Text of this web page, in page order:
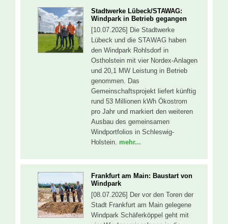
Stadtwerke Lübeck/STAWAG:
Windpark in Betrieb gegangen
[10.07.2026] Die Stadtwerke
Lübeck und die STAWAG haben
den Windpark Rohlsdorf in
Ostholstein mit vier Nordex-Anlagen
und 20,1 MW Leistung in Betrieb
genommen. Das
Gemeinschaftsprojekt liefert künftig
rund 53 Millionen kWh Ökostrom
pro Jahr und markiert den weiteren
Ausbau des gemeinsamen
Windportfolios in Schleswig-
Holstein. mehr...
Frankfurt am Main: Baustart von
Windpark
[08.07.2026] Der vor den Toren der
Stadt Frankfurt am Main gelegene
Windpark Schäferköppel geht mit